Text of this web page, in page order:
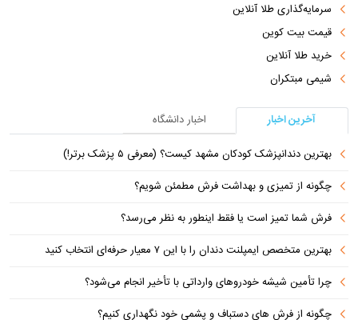
سرمایه‌گذاری طلا آنلاین
قیمت بیت کوین
خرید طلا آنلاین
شیمی مبتکران
آخرین اخبار
اخبار دانشگاه
بهترین دندانپزشک کودکان مشهد کیست؟ (معرفی ۵ پزشک برتر!)
چگونه از تمیزی و بهداشت فرش مطمئن شویم؟
فرش شما تمیز است یا فقط اینطور به نظر می‌رسد؟
بهترین متخصص ایمپلنت دندان را با این ۷ معیار حرفه‌ای انتخاب کنید
چرا تأمین شیشه خودروهای وارداتی با تأخیر انجام می‌شود؟
چگونه از فرش های دستباف و پشمی خود نگهداری کنیم؟